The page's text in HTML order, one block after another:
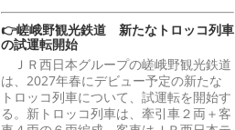
👉嵯峨野観光鉄道 新たなトロッコ列車
の試運転開始
ＪＲ西日本グループの嵯峨野観光鉄道
は、2027年春にデビュー予定の新たな
トロッコ列車について、試運転を開始す
る。新トロッコ列車は、牽引車２両＋客